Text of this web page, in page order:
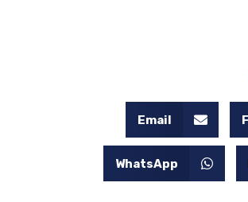
Email
WhatsApp